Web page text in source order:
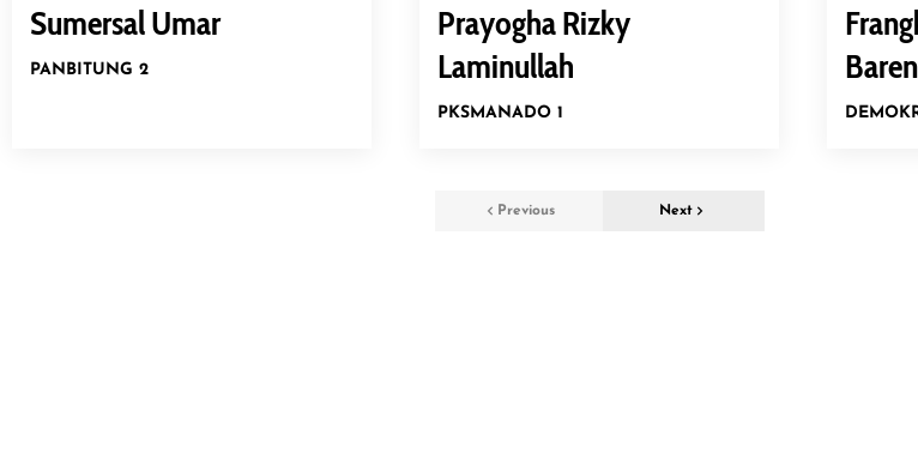
Sumersal Umar
PAN BITUNG 2
Prayogha Rizky
Laminullah
PKSMANADO 1
Previous Next